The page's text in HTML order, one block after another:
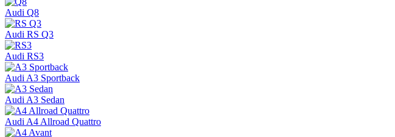
Audi Q8
Audi RS Q3
Audi RS3
Audi A3 Sportback
Audi A3 Sedan
Audi A4 Allroad Quattro